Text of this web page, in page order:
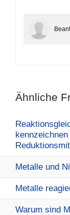
Ähnliche
Metalle und
Metalle
Warum sind